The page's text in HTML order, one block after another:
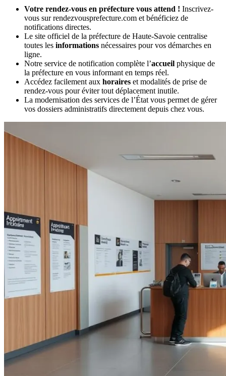
Votre rendez-vous en préfecture vous attend ! Inscrivez-
vous sur rendezvousprefecture.com et bénéficiez de
notifications directes.
Le site officiel de la préfecture de Haute-Savoie centralise
toutes les informations nécessaires pour vos démarches en
ligne.
Notre service de notification complète l’accueil physique de
la préfecture en vous informant en temps réel.
Accédez facilement aux horaires et modalités de prise de
rendez-vous pour éviter tout déplacement inutile.
La modernisation des services de l’État vous permet de gérer
vos dossiers administratifs directement depuis chez vous.